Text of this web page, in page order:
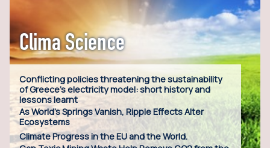
Clima Science
Conflicting policies threatening the sustainability
of Greece’s electricity model: short history and
lessons learnt
As World’s Springs Vanish, Ripple Effects Alter
Ecosystems
Climate Progress in the EU and the World.